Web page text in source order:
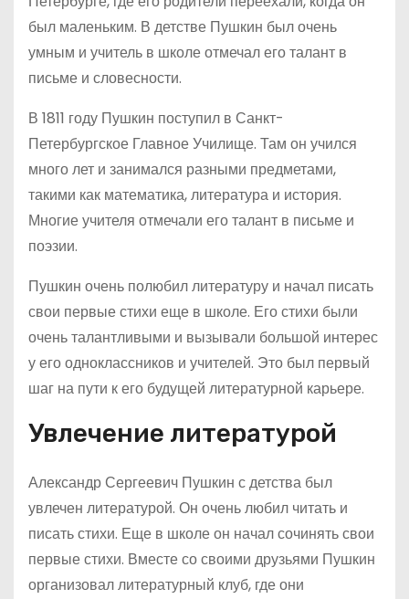
был маленьким. В детстве Пушкин был очень
умным и учитель в школе отмечал его талант в
письме и словесности.
В 1811 году Пушкин поступил в Санкт-
Петербургское Главное Училище. Там он учился
много лет и занимался разными предметами,
такими как математика, литература и история.
Многие учителя отмечали его талант в письме и
поэзии.
Пушкин очень полюбил литературу и начал писать
свои первые стихи еще в школе. Его стихи были
очень талантливыми и вызывали большой интерес
у его одноклассников и учителей. Это был первый
шаг на пути к его будущей литературной карьере.
Увлечение литературой
Александр Сергеевич Пушкин с детства был
увлечен литературой. Он очень любил читать и
писать стихи. Еще в школе он начал сочинять свои
первые стихи. Вместе со своими друзьями Пушкин
организовал литературный клуб, где они